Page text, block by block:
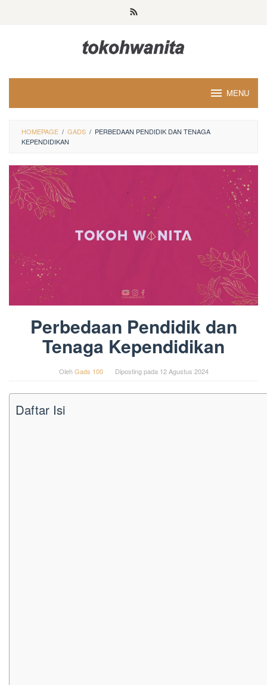
MENU
HOMEPAGE / GADS / PERBEDAAN PENDIDIK DAN TENAGA
KEPENDIDIKAN
Perbedaan Pendidik dan
Tenaga Kependidikan
OlehGads 100 Diposting pada 12 Agustus 2024
Daftar Isi